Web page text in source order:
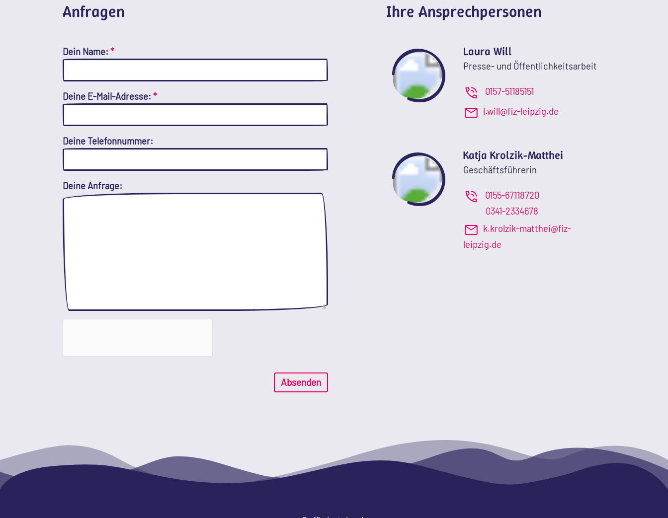
Anfragen
Dein Name: *
Deine E-Mail-Adresse: *
Deine Telefonnummer:
Deine Anfrage:
Absenden
Ihre Ansprechpersonen
Laura Will
Presse- und Öffentlichkeitsarbeit
0157-51185151
l.will@fiz-leipzig.de
Katja Krolzik-Matthei
Geschäftsführerin
0155-67118720
0341-2334678
k.krolzik-matthei@fiz-
leipzig.de